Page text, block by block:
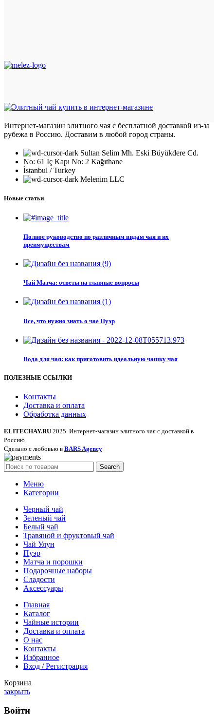
Интернет-магазин элитного чая с бесплатной доставкой из-за
рубежа в Россию. Доставим в любой город страны.
Sultan Selim Mh. Eski Büyükdere Cd.
No: 61 İç Kapı No: 2 Kağıthane
İstanbul / Turkey
Melenim LLC
Новые статьи
Полное руководство по различным видам чая и их
преимуществам
Чай Матча: ответы на главные вопросы
Все, что нужно знать о чае Пуэр
Вода для чая: как приготовить идеальную чашку чая
ПОЛЕЗНЫЕ ССЫЛКИ
Контакты
Доставка и оплата
Обработка данных
ELITECHAY.RU 2025. Интернет-магазин элитного чая с доставкой в
Россию
Сделано с любовью в BARS Agency
Search
Меню
Категории
Черный чай
Зеленый чай
Белый чай
Травяной и фруктовый чай
Чай Улун
Пуэр
Матча и порошки
Подарочные наборы
Сладости
Аксессуары
Главная
Каталог
Чайные истории
Доставка и оплата
О нас
Контакты
Избранное
Вход / Регистрация
Корзина
закрыть
Войти